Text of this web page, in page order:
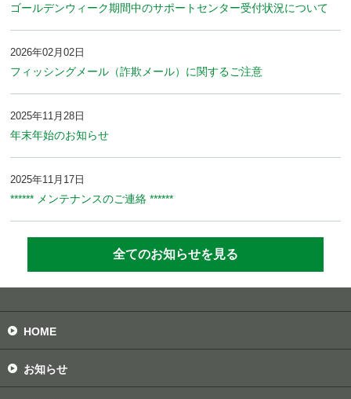
ゴールデンウィーク期間中のサポートセンター受付状況について
2026年02月02日
フィッシングメール（詐欺メール）に関するご注意
2025年11月28日
年末年始のお知らせ
2025年11月17日
****** メンテナンスのご連絡 ******
全てのお知らせを見る
HOME
お知らせ